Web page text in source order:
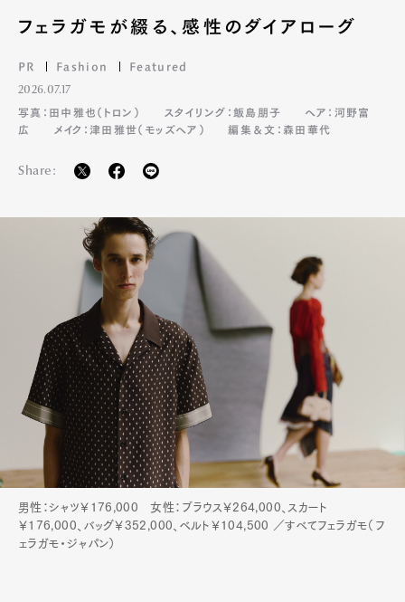
フェラガモが綴る、感性のダイアローグ
PR Fashion Featured
2026.07.17
写真：田中雅也（トロン）
スタイリング：飯島朋子
ヘア：河野富
広
メイク：津田雅世（モッズヘア） 編集＆文：森田華代
Share:
男性：シャツ￥176,000 女性：ブラウス￥264,000、スカート
￥176,000、バッグ￥352,000、ベルト￥104,500 ／すべてフェラガモ（フ
ェラガモ・ジャパン）